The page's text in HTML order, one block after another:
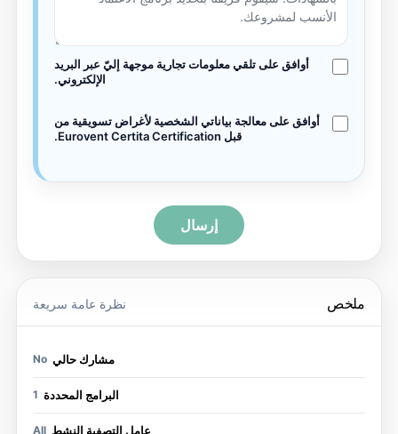
أوافق على تلقي معلومات تجارية موجهة إليّ عبر البريد
الإلكتروني.
أوافق على معالجة بياناتي الشخصية لأغراض تسويقية من
إرسال
نظرة عامة سريعة
مشارك حالي No
البرامج المحددة 1
عامل التصفية النشط All